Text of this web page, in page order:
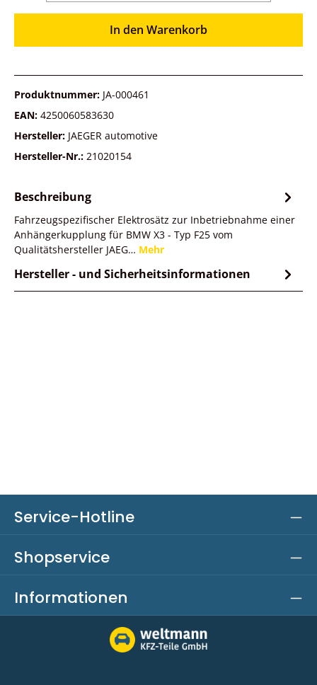
In den Warenkorb
Produktnummer: JA-000461
EAN: 4250060583630
Hersteller: JAEGER automotive
Hersteller-Nr.: 21020154
Beschreibung
Fahrzeugspezifischer Elektrosätz zur Inbetriebnahme einer
Anhängerkupplung für BMW X3 - Typ F25 vom
Qualitätshersteller JAEG… Mehr
Hersteller - und Sicherheitsinformationen
Service-Hotline
Shopservice
Informationen